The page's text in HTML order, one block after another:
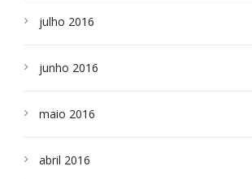
julho 2016
junho 2016
maio 2016
abril 2016